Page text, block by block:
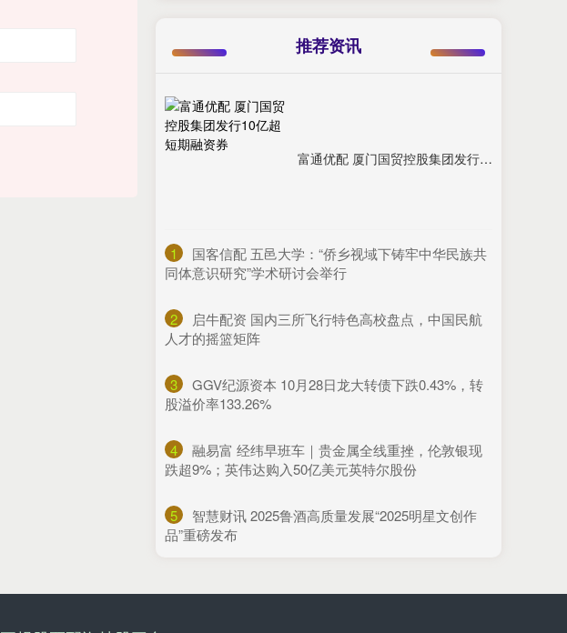
推荐资讯
富通优配 厦门国贸控股集团发行10亿超短期融资券
1
​国客信配 五邑大学：“侨乡视域下铸牢中华民族共
同体意识研究”学术研讨会举行
2
​启牛配资 国内三所飞行特色高校盘点，中国民航
人才的摇篮矩阵
3
​GGV纪源资本 10月28日龙大转债下跌0.43%，转
股溢价率133.26%
4
​融易富 经纬早班车｜贵金属全线重挫，伦敦银现
跌超9%；英伟达购入50亿美元英特尔股份
5
​智慧财讯 2025鲁酒高质量发展“2025明星文创作
品”重磅发布